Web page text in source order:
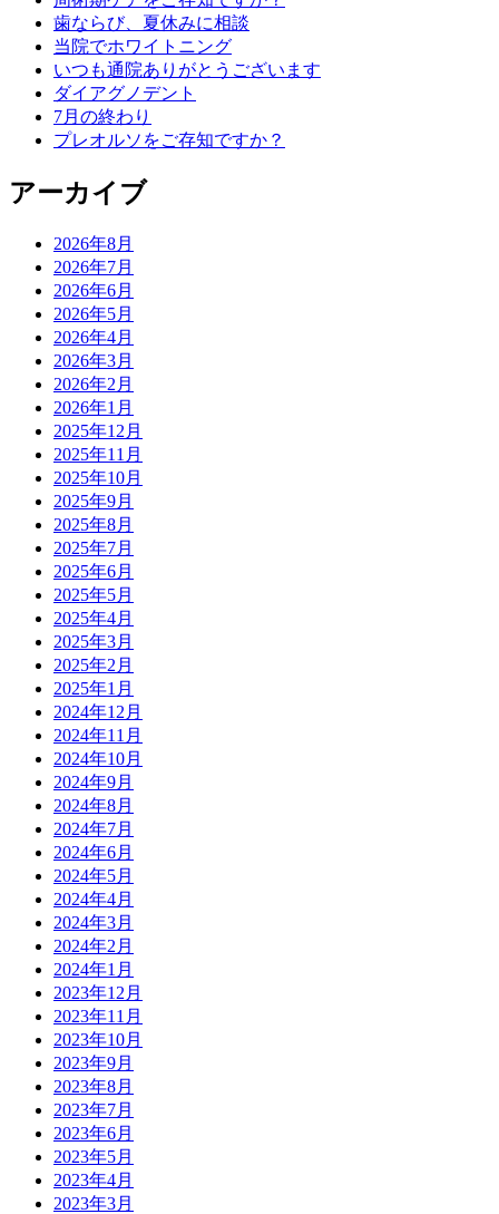
歯ならび、夏休みに相談
当院でホワイトニング
いつも通院ありがとうございます
ダイアグノデント
7月の終わり
プレオルソをご存知ですか？
アーカイブ
2026年8月
2026年7月
2026年6月
2026年5月
2026年4月
2026年3月
2026年2月
2026年1月
2025年12月
2025年11月
2025年10月
2025年9月
2025年8月
2025年7月
2025年6月
2025年5月
2025年4月
2025年3月
2025年2月
2025年1月
2024年12月
2024年11月
2024年10月
2024年9月
2024年8月
2024年7月
2024年6月
2024年5月
2024年4月
2024年3月
2024年2月
2024年1月
2023年12月
2023年11月
2023年10月
2023年9月
2023年8月
2023年7月
2023年6月
2023年5月
2023年4月
2023年3月